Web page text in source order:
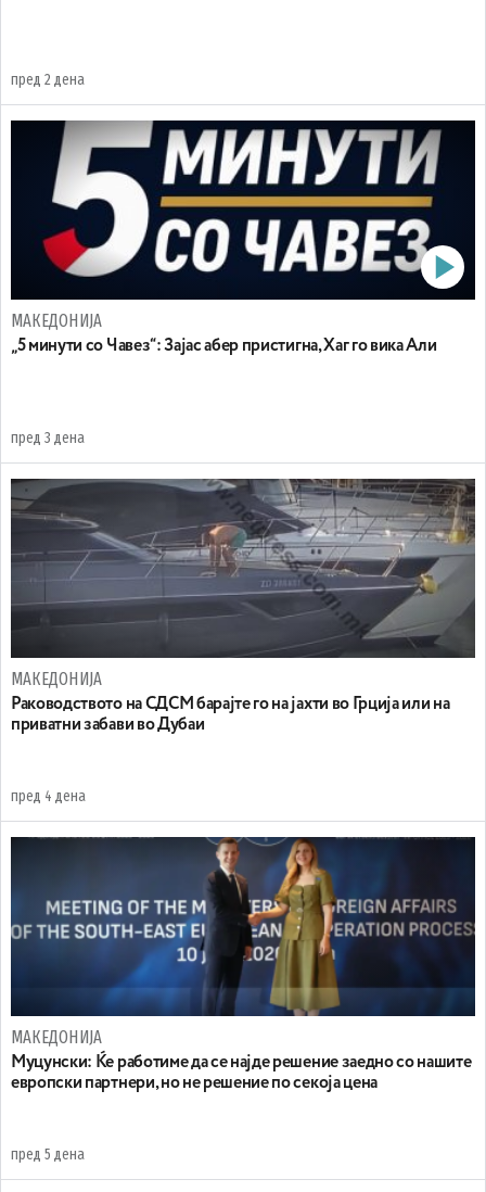
пред 2 дена
МАКЕДОНИЈА
„5 минути со Чавез“: Зајас абер пристигна, Хаг го вика Али
пред 3 дена
МАКЕДОНИЈА
Раководството на СДСМ барајте го на јахти во Грција или на
приватни забави во Дубаи
пред 4 дена
МАКЕДОНИЈА
Муцунски: Ќе работиме да се најде решение заедно со нашите
европски партнери, но не решение по секоја цена
пред 5 дена